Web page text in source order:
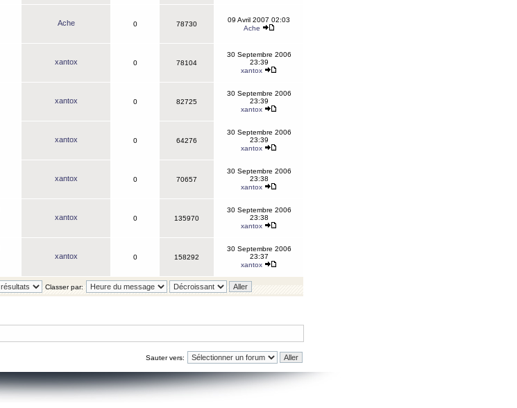
Ache 0 78730
09 Avril 2007 02:03
Ache
xantox 0 78104
30 Septembre 2006
23:39
xantox
xantox 0 82725
30 Septembre 2006
23:39
xantox
xantox 0 64276
30 Septembre 2006
23:39
xantox
xantox 0 70657
30 Septembre 2006
23:38
xantox
xantox 0 135970
30 Septembre 2006
23:38
xantox
xantox 0 158292
30 Septembre 2006
23:37
xantox
Classer par:
Sauter vers: